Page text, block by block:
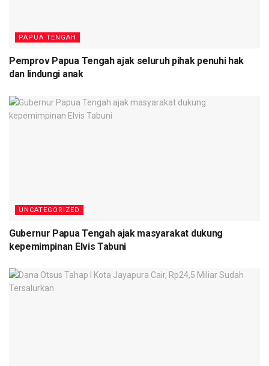
PAPUA TENGAH
Pemprov Papua Tengah ajak seluruh pihak penuhi hak
dan lindungi anak
UNCATEGORIZED
Gubernur Papua Tengah ajak masyarakat dukung
kepemimpinan Elvis Tabuni